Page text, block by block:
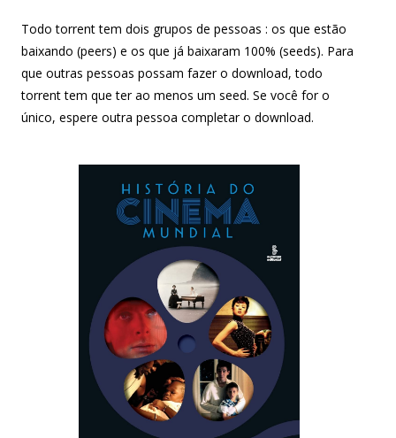
Todo torrent tem dois grupos de pessoas : os que estão
baixando (peers) e os que já baixaram 100% (seeds). Para
que outras pessoas possam fazer o download, todo
torrent tem que ter ao menos um seed. Se você for o
único, espere outra pessoa completar o download.